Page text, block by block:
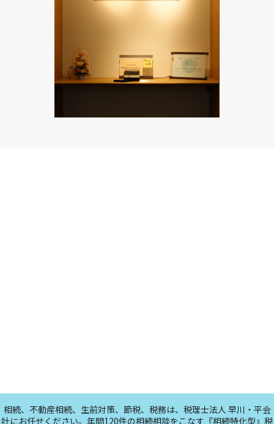
相続、不動産相続、生前対策、節税、税務は、税理士法人 早川・平会
計にお任せください。年間120件の相続相談をこなす『相続特化型』税